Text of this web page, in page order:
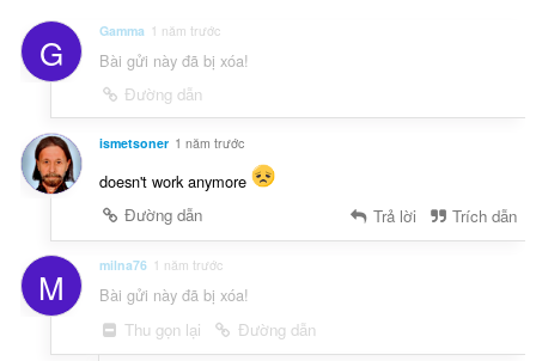
G Gamma 1 năm trước
Bài gửi này đã bị xóa!
Đường dẫn
ismetsoner 1 năm trước
doesn't work anymore
Đường dẫn
Trả lời Trích dẫn
M milna76 1 năm trước
Bài gửi này đã bị xóa!
Thu gọn lại
Đường dẫn